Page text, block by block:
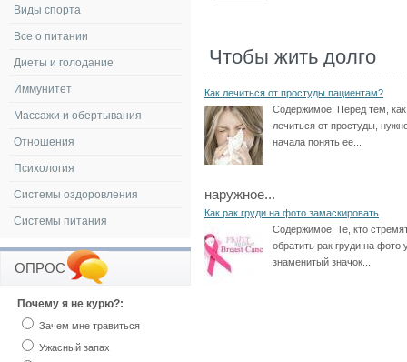
Чтобы жить долго
Как лечиться от простуды пациентам?
Содержимое: Перед тем, как
лечиться от простуды,
начала понять ее...
наружное...
Как рак груди на фото замаскировать
Содержимое: Те, кто
обратить рак груди на фото
знаменитый значок...
Виды спорта
Все о питании
Диеты и голодание
Иммунитет
Массажи и обертывания
Отношения
Психология
Системы оздоровления
Системы питания
ОПРОС
Почему я не курю?:
Зачем мне травиться
Ужасный запах